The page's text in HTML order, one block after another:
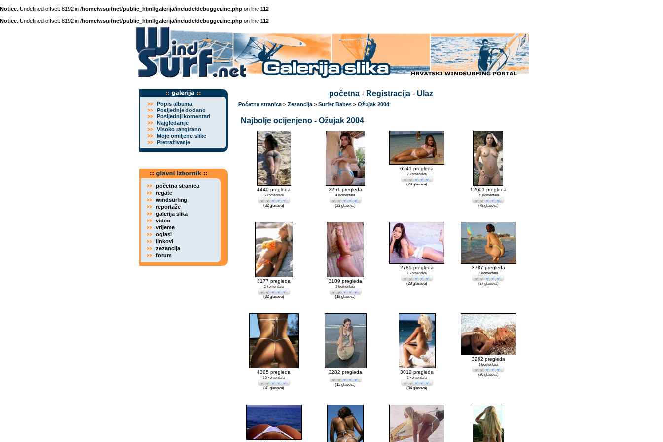
Notice: Undefined offset: 8192 in /home/wsurfnet/public_html/galerija/include/debugger.inc.php on line 112
Notice: Undefined offset: 8192 in /home/wsurfnet/public_html/galerija/include/debugger.inc.php on line 112
Popis albuma
Posljednje dodano
Posljednji komentari
Najgledanije
Visoko rangirano
Moje omiljene slike
Pretraživanje
početna stranica
regate
windsurfing
reportaže
galerija slika
video
vrijeme
oglasi
linkovi
zezancija
forum
početna- Registracija- Ulaz
Početna stranica > Zezancija > Surfer Babes > Ožujak 2004
Najbolje ocijenjeno - Ožujak 2004
4440 pregleda
5 komentara
(32 glasova)
3251 pregleda
4 komentara
(23 glasova)
6241 pregleda
7 komentara
(24 glasova)
12601 pregleda
39 komentara
(78 glasova)
3177 pregleda
2 komentara
(32 glasova)
3109 pregleda
1 komentara
(18 glasova)
2785 pregleda
1 komentara
(23 glasova)
3787 pregleda
8 komentara
(37 glasova)
4305 pregleda
10 komentara
(41 glasova)
3282 pregleda
(15 glasova)
3012 pregleda
1 komentara
(34 glasova)
3262 pregleda
2 komentara
(30 glasova)